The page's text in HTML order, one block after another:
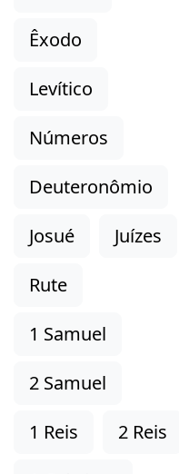
Êxodo
Levítico
Números
Deuteronômio
Josué
Juízes
Rute
1 Samuel
2 Samuel
1 Reis
2 Reis